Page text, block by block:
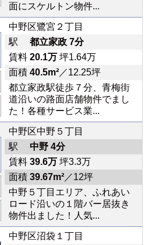
面にスケルトン物件...
中野区鷺宮２丁目
駅 都立家政 7分
賃料 20.1万坪1.64万
面積 40.5m²／12.25坪
都立家政駅徒歩７分、青梅街
道沿いの路面店舗物件でまし
た！各種サービス業...
中野区中野５丁目
駅 中野 4分
賃料 39.6万坪3.3万
面積 39.67m²／12坪
中野５丁目エリア、ふれあい
ロード沿いの１階バー居抜き
物件出ました！人気...
中野区沼袋１丁目